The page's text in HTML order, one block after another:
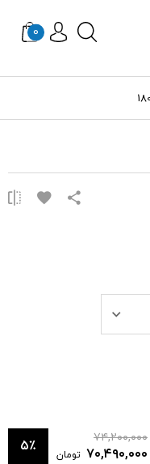
0
۷۴,۲۰۰,۰۰۰
۷۰,۴۹۰,۰۰۰ تومان ۵٪